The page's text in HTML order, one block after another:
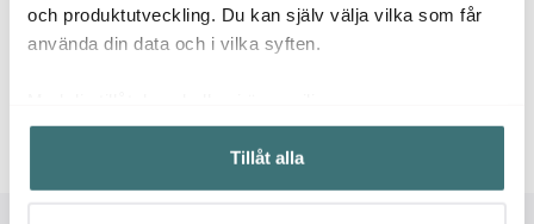
och produktutveckling. Du kan själv välja vilka som får
använda din data och i vilka syften.
Samla in information om din geografiska plats som
kan ha en noggrannhet på upp till flera meter
Identifiera din enhet genom att aktivt skanna den för
Tillåt alla
Relaterade sidor